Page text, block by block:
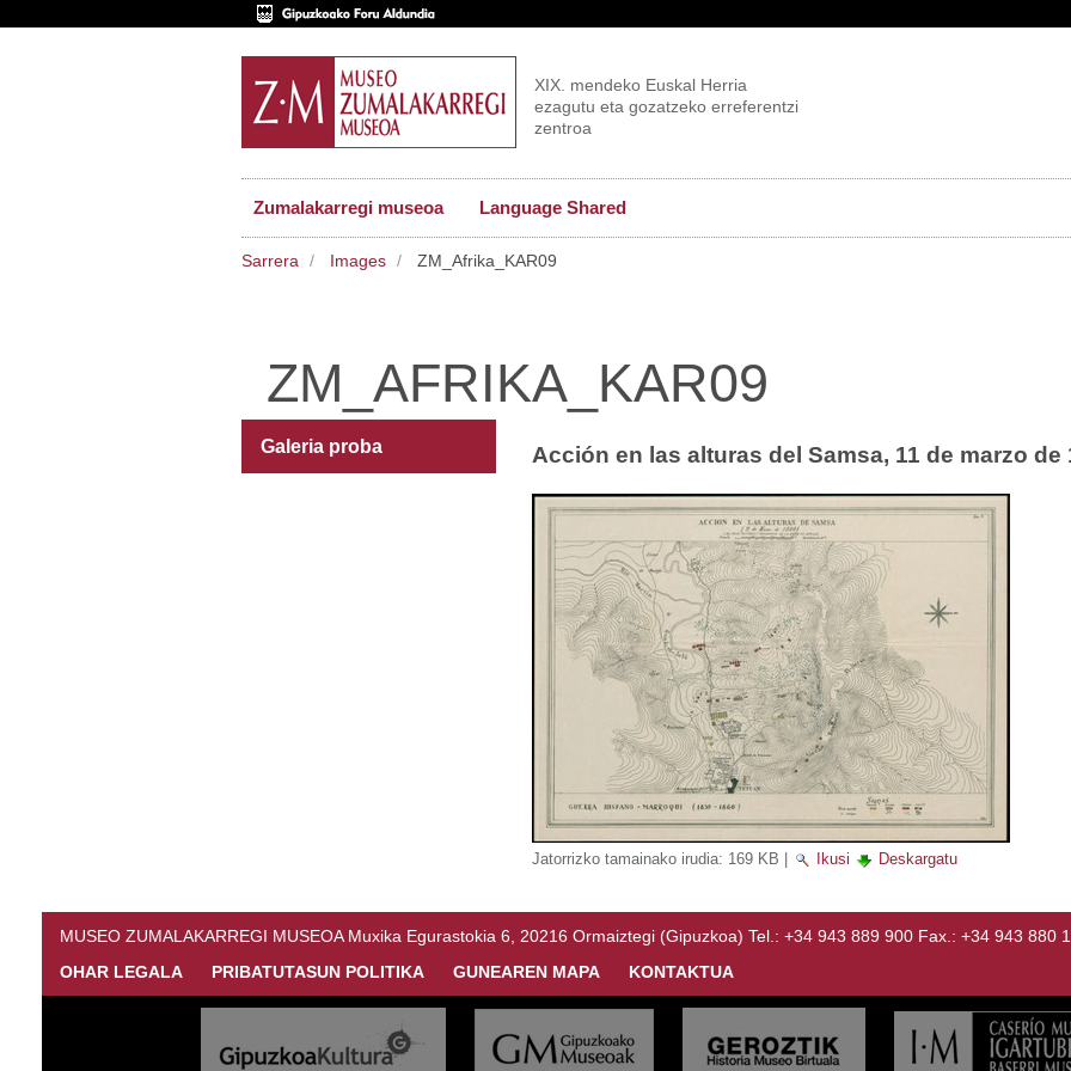
XIX. mendeko Euskal Herria
ezagutu eta gozatzeko erreferentzi
zentroa
Zumalakarregi museoa Language Shared
Sarrera Images ZM_Afrika_KAR09
ZM_AFRIKA_KAR09
Acción en las alturas del Samsa, 11 de marzo de
Jatorrizko tamainako irudia: 169 KB Ikusi Deskargatu
Galeria proba
MUSEO ZUMALAKARREGI MUSEOA Muxika Egurastokia 6, 20216 Ormaiztegi (Gipuzkoa) Tel.: +34 943 889 900 Fax.: +34 943 880
OHAR LEGALA
PRIBATUTASUN POLITIKA GUNEAREN MAPA KONTAKTUA